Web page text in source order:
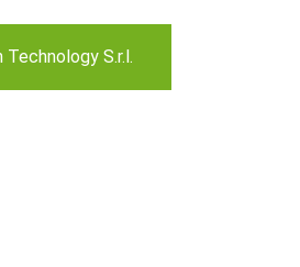
Technology S.r.l.